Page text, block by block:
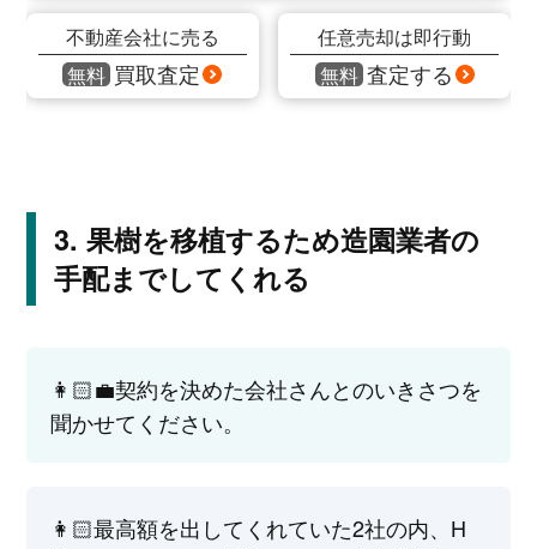
不動産会社に売る
無料 買取査定
任意売却は即行動
無料 査定する
果樹を移植するため造園業者の
手配までしてくれる
👩🏻‍💼契約を決めた会社さんとのいきさつを
聞かせてください。
👩🏻‍最高額を出してくれていた2社の内、H